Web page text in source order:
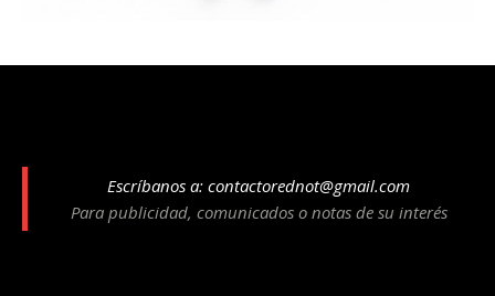
Escríbanos a: contactorednot@gmail.com
Para publicidad, comunicados o notas de su interés